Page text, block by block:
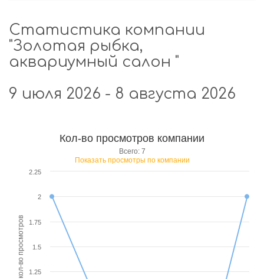
Статистика компании
"Золотая рыбка,
аквариумный салон "
9 июля 2026 - 8 августа 2026
кол-во просмотров
Кол-во просмотров компании
Всего: 7
Показать просмотры по компании
1.25
1.5
1.75
2
2.25